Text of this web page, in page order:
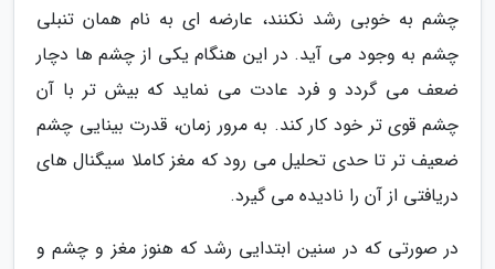
چشم به خوبی رشد نکنند، عارضه ای به نام همان تنبلی
چشم به وجود می آید. در این هنگام یکی از چشم ها دچار
ضعف می گردد و فرد عادت می نماید که بیش تر با آن
چشم قوی تر خود کار کند. به مرور زمان، قدرت بینایی چشم
ضعیف تر تا حدی تحلیل می رود که مغز کاملا سیگنال های
دریافتی از آن را نادیده می گیرد.
در صورتی که در سنین ابتدایی رشد که هنوز مغز و چشم و